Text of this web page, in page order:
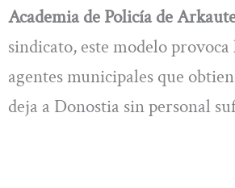
Academia de Policía de
sindicato, este modelo provoca
agentes municipales que
deja a Donostia sin personal